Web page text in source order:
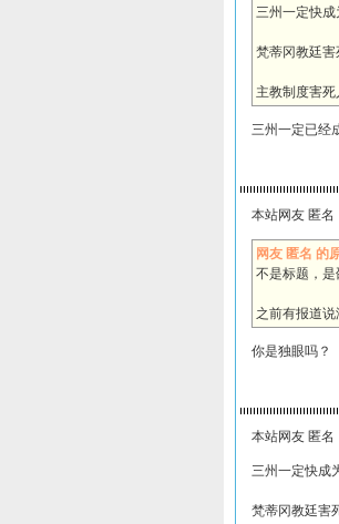
三州一定快成
梵蒂冈教廷害
主教制度害死
三州一定已经
本站网友 匿名
网友 匿名 的
不是标题，是
之前有报道说
你是独眼吗？
本站网友 匿名
三州一定快成
梵蒂冈教廷害